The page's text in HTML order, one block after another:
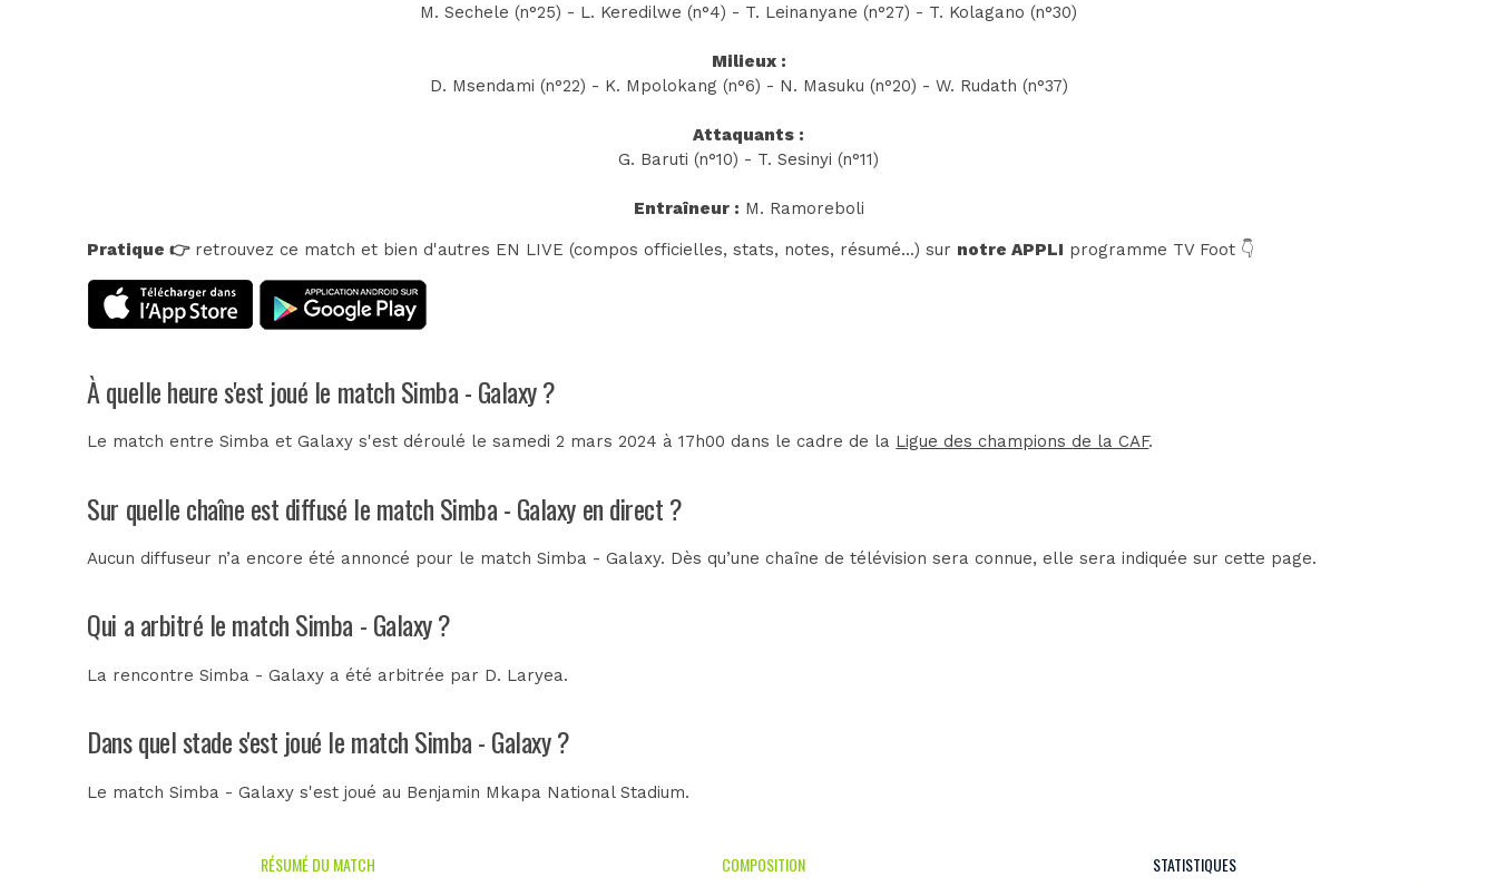
M. Sechele (n°25) - L. Keredilwe (n°4) - T. Leinanyane (n°27) - T. Kolagano (n°30)
Milieux :
D. Msendami (n°22) - K. Mpolokang (n°6) - N. Masuku (n°20) - W. Rudath (n°37)
Attaquants :
G. Baruti (n°10) - T. Sesinyi (n°11)
Entraîneur : M. Ramoreboli
Pratique 👉retrouvez ce match et bien d'autres EN LIVE (compos officielles, stats, notes, résumé...) sur notre APPLI programme TV Foot 👇
À quelle heure s'est joué le match Simba - Galaxy ?
Le match entre Simba et Galaxy s'est déroulé le samedi 2 mars 2024 à 17h00 dans le cadre de la Ligue des champions de la CAF.
Sur quelle chaîne est diffusé le match Simba - Galaxy en direct ?
Aucun diffuseur n’a encore été annoncé pour le match Simba - Galaxy. Dès qu’une chaîne de télévision sera connue, elle sera indiquée sur cette page.
Qui a arbitré le match Simba - Galaxy ?
La rencontre Simba - Galaxy a été arbitrée par D. Laryea.
Dans quel stade s'est joué le match Simba - Galaxy ?
Le match Simba - Galaxy s'est joué au Benjamin Mkapa National Stadium.
RÉSUMÉ DU MATCH COMPOSITION STATISTIQUES